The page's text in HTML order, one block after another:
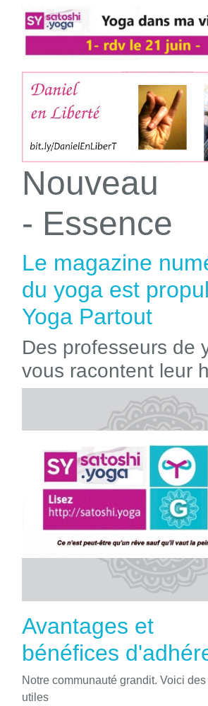
Nouveau
- Essence
Le magazine
du yoga est
Yoga Partout
Des professeurs de
vous racontent leur
Avantages et
bénéfices
Notre communauté grandit. Voici
utiles